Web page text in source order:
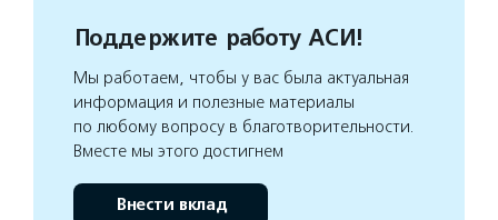
Поддержите работу АСИ!
Мы работаем, чтобы у вас была актуальная
информация и полезные материалы
по любому вопросу в благотворительности.
Вместе мы этого достигнем
Внести вклад